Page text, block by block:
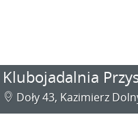
Klubojadalnia
Doły 43, Kazimierz